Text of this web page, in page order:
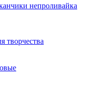
непроливайка
творчества